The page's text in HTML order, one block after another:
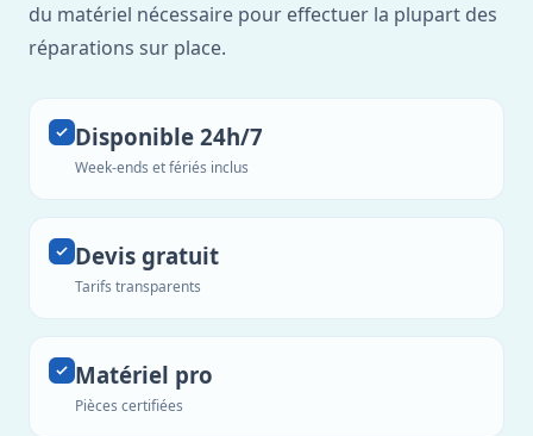
du matériel nécessaire pour effectuer la plupart des
réparations sur place.
Disponible 24h/7
Week-ends et fériés inclus
Devis gratuit
Tarifs transparents
Matériel pro
Pièces certifiées